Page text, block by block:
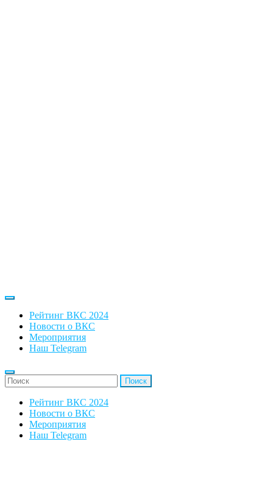
Рейтинг ВКС 2024
Новости о ВКС
Мероприятия
Наш Telegram
'Найти:
Рейтинг ВКС 2024
Новости о ВКС
Мероприятия
Наш Telegram